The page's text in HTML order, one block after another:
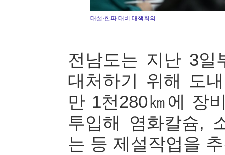
대설·한파 대비 대책회의
전남도는 지난 3일
대처하기 위해 도
만 1천280㎞에 장
투입해 염화칼슘,
는 등 제설작업을